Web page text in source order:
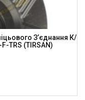
З’єднання К/
TRS (TIRSAN)